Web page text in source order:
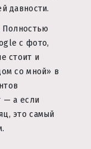
давности.
Полностью
с фото,
стоит и
со мной» в
— а если
это самый